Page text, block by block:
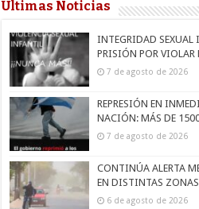
Últimas Noticias
INTEGRIDAD SEXUAL
PRISIÓN POR VIOLAR
7 de agosto de 2026
REPRESIÓN EN
NACIÓN: MÁS DE
7 de agosto de 2026
CONTINÚA ALERTA
EN DISTINTAS
6 de agosto de 2026